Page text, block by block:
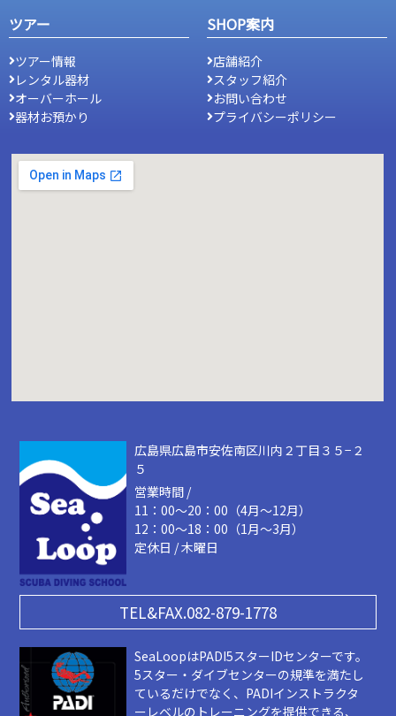
ツアー
ツアー情報
レンタル器材
オーバーホール
器材お預かり
SHOP案内
店舗紹介
スタッフ紹介
お問い合わせ
プライバシーポリシー
広島県広島市安佐南区川内２丁目３５−２
５
営業時間 /
11：00～20：00（4月～12月）
12：00～18：00（1月～3月）
定休日 / 木曜日
TEL&FAX.082-879-1778
SeaLoopはPADI5スターIDセンターです。
5スター・ダイブセンターの規準を満たし
ているだけでなく、PADIインストラクタ
ーレベルのトレーニングを提供できる、